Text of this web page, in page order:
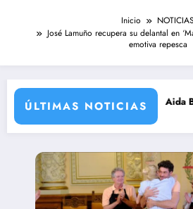
Inicio
NOTICIAS
José Lamuño recupera su delantal en
emotiva repesca
ÚLTIMAS NOTICIAS
a ‘La Hora de La 1’ y Aida Bao da el